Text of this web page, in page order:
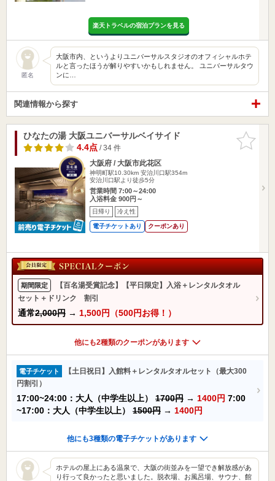
楽天トラベルの宿泊プランを見る
匿名
大阪市内、というよりユニバーサルスタジオのオフィシャルホテ
ルと言ったほうが解りやすいかもしれません。 ユニバーサルタウ
ンに…
関連情報から探す
お気に入
りに追加
ひなたの湯 大阪ユニバーサルベイサイド
4.4点/ 34 件
大阪府 / 大阪市此花区
神明町駅10.30km 安治川口駅354m
安治川口駅より徒歩5分
営業時間 7:00～24:00
入浴料金 900円～
日帰り 冷え性
電子チケットあり クーポンあり
期間限定
【百名湯受賞記念】【平日限定】入浴＋レンタルタオル
セット＋ドリンク 割引
通常2,000円 → 1,500円（500円お得！）
他にも2種類のクーポンがあります
電子チケット
【土日祝日】入館料＋レンタルタオルセット（最大300
円割引）
17:00~24:00：大人（中学生以上） 1700円 → 1400円 7:00
~17:00：大人（中学生以上） 1500円 → 1400円
他にも3種類の電子チケットがあります
ホテルの屋上にある温泉で、大阪の街並みを一望でき解放感があ
り行って良かったと思いました。脱衣場、お風呂場、サウナ、館